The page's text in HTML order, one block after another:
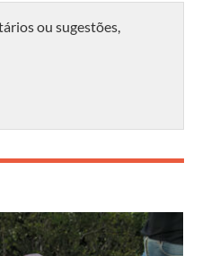
ou sugestões,